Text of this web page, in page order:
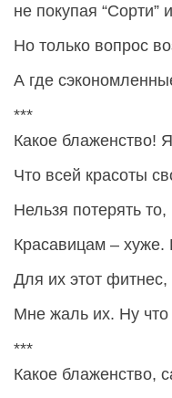
не покупая “Сорти”
Но только вопрос
А где
***
Какое блаженство!
Что всей красоты
Нельзя потерять
Красавицам – хуже.
Для их этот
Мне жаль их. Ну
***
Какое блаженство,